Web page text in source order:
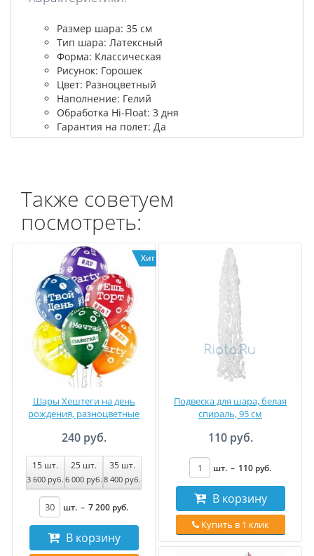
Размер шара: 35 см
Тип шара: Латексный
Форма: Классическая
Рисунок: Горошек
Цвет: Разноцветный
Наполнение: Гелий
Обработка Hi-Float: 3 дня
Гарантия на полет: Да
Также советуем
посмотреть:
Хит
Шары Хештеги на день
рождения, разноцветные
240 руб.
15 шт.
3 600 руб.
25 шт.
6 000 руб.
35 шт.
8 400 руб.
шт. – 7 200 руб.
В корзину
Подвеска для шара, белая
спираль, 95 см
110 руб.
шт. – 110 руб.
В корзину
Купить в 1 клик